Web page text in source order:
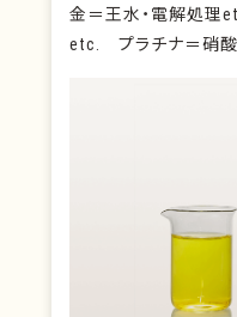
金＝王水・電解処
etc. プラチナ＝硝酸